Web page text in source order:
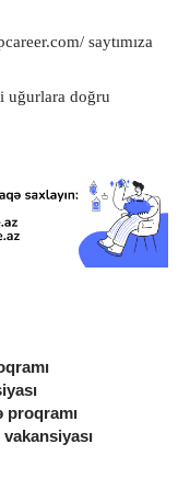
saytımıza
uğurlara doğru
proqramı